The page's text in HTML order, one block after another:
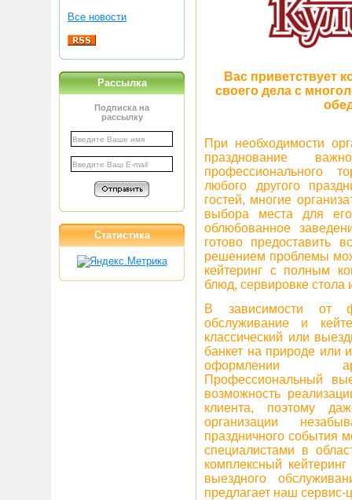
Вас приветствует
своего дела с
При необходимости
празднование
профессионального
любого другого
гостей, многие
выбора места для
облюбованное
готово предоставить
решением проблемы
кейтеринг с полным
блюд, сервировке стола
В зависимости от
обслуживание и
классический или
банкет на природе или
оформлении
Профессиональный
возможность
клиента, поэтому
организации
праздничного события
специалистами в
комплексный
выездного
предлагает наш сервис-
Все новости
Рассылка
Подписка на
рассылку
Статистика